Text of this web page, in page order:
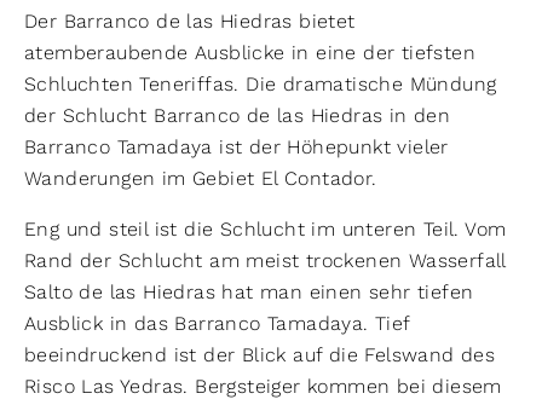
Der Barranco de las Hiedras bietet
atemberaubende Ausblicke in eine der tiefsten
Schluchten Teneriffas. Die dramatische Mündung
der Schlucht Barranco de las Hiedras in den
Barranco Tamadaya ist der Höhepunkt vieler
Wanderungen im Gebiet El Contador.
Eng und steil ist die Schlucht im unteren Teil. Vom
Rand der Schlucht am meist trockenen Wasserfall
Salto de las Hiedras hat man einen sehr tiefen
Ausblick in das Barranco Tamadaya. Tief
beeindruckend ist der Blick auf die Felswand des
Risco Las Yedras. Bergsteiger kommen bei diesem